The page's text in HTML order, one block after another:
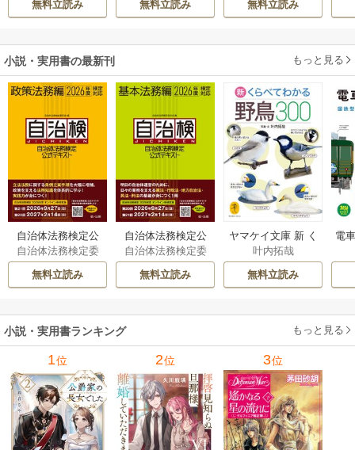
無料立読み
溺愛されています
無料立読み
伝～
無料立読み
小説・実用書の最新刊 もっと見る
自治体法務検定公
式テキスト 政策
法務編 ２０２６
年度検定対応 1巻
自治体法務検定委
員会
無料立読み
自治体法務検定公
式テキスト 基本
法務編 ２０２６
年度検定対応 1巻
自治体法務検定委
員会
無料立読み
ヤマケイ文庫 新 く
らべてわかる野鳥3
00 1巻
叶内拓哉
無料立読み
電
小説・実用書ランキング もっと見る
1位 2位 3位